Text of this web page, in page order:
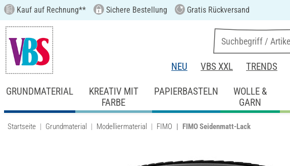
Kauf auf Rechnung** Sichere Bestellung Gratis Rückversand
NEU VBS XXL TRENDS
GRUNDMATERIAL
KREATIV MIT
FARBE
PAPIERBASTELN
WOLLE &
GARN
Startseite Grundmaterial Modelliermaterial FIMO FIMO Seidenmatt-Lack